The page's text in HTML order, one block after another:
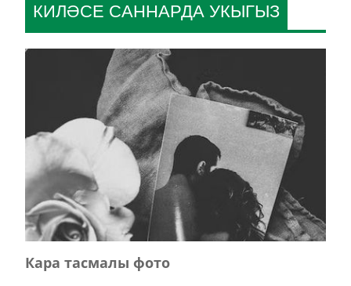
КИЛӘСЕ САННАРДА УКЫГЫЗ
Кара тасмалы фото